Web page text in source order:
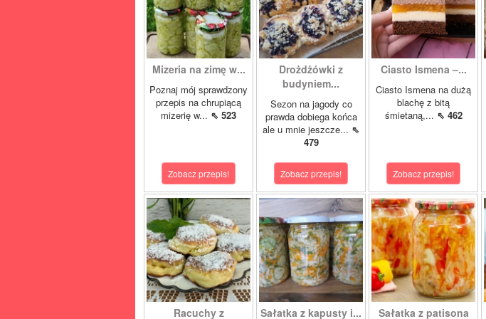
Mizeria na zimę w...
Poznaj mój sprawdzony
przepis na chrupiącą
mizerię w... ⇖ 523
Zobacz przepis!
Drożdżówki z
budyniem...
Sezon na jagody co
prawda dobiega końca
ale u mnie jeszcze... ⇖
479
Zobacz przepis!
Ciasto Ismena –...
Ciasto Ismena na dużą
blachę z bitą
śmietaną,... ⇖ 462
Zobacz przepis!
Racuchy z Sałatka z kapusty i... Sałatka z patisona